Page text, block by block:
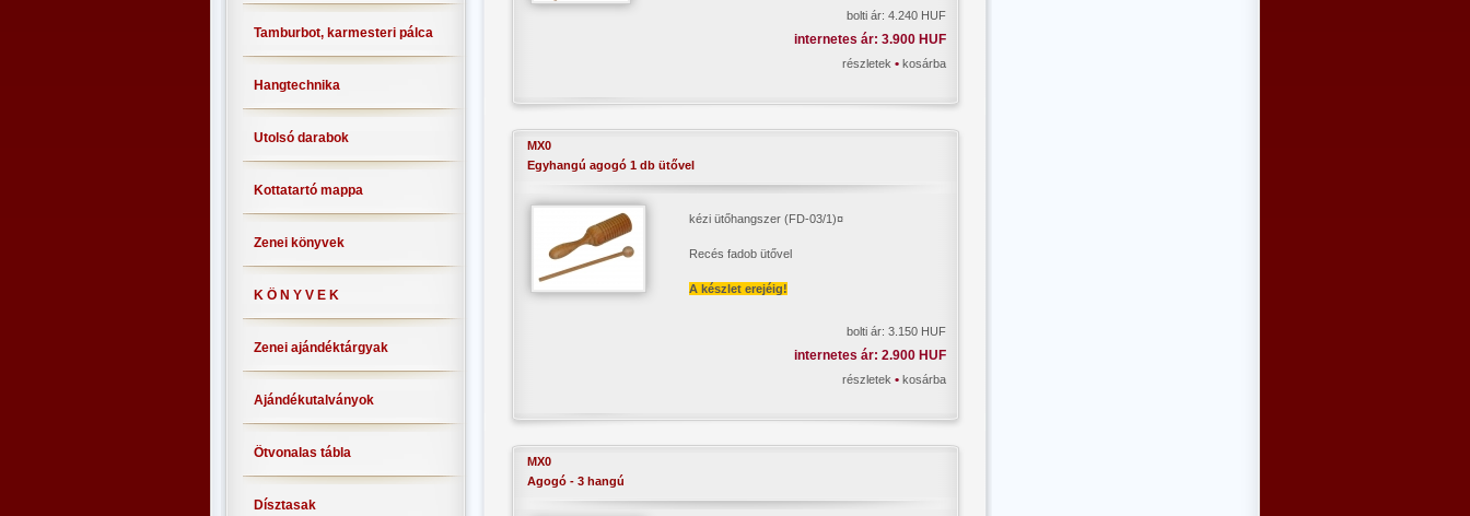
Tamburbot, karmesteri pálca
Hangtechnika
Utolsó darabok
Kottatartó mappa
Zenei könyvek
K Ö N Y V E K
Zenei ajándéktárgyak
Ajándékutalványok
Ötvonalas tábla
Dísztasak
bolti ár: 4.240 HUF
internetes ár: 3.900 HUF
részletek • kosárba
MX0
Egyhangú agogó 1 db ütővel
kézi ütőhangszer (FD-03/1)¤
Recés fadob ütővel
A készlet erejéig!
bolti ár: 3.150 HUF
internetes ár: 2.900 HUF
részletek • kosárba
MX0
Agogó - 3 hangú